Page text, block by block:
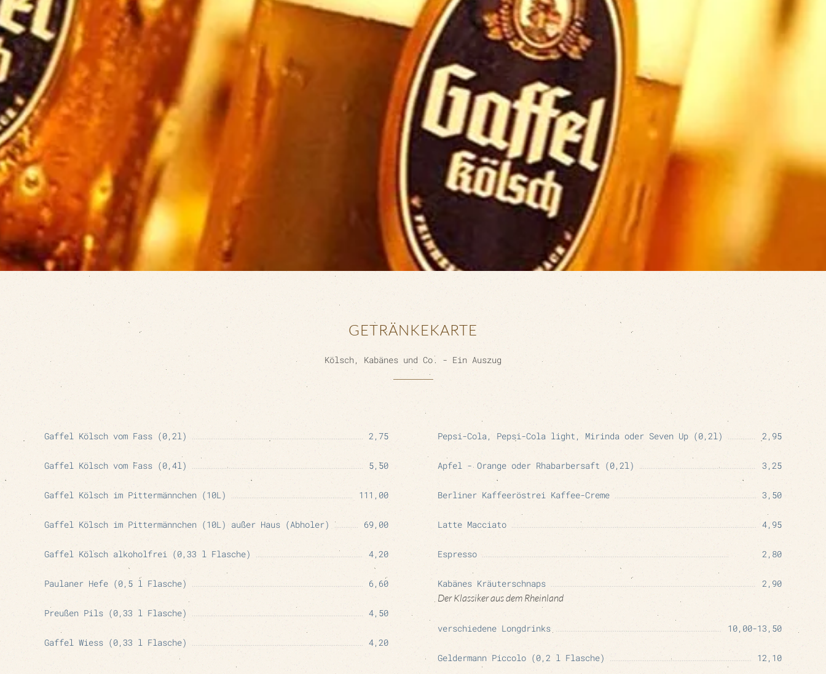
GETRÄNKEKARTE
Kölsch, Kabänes und Co. - Ein Auszug
Gaffel Kölsch vom Fass (0,2l) 2,75
Gaffel Kölsch vom Fass (0,4l) 5,50
Gaffel Kölsch im Pittermännchen (10L) 111,00
Gaffel Kölsch im Pittermännchen (10L) außer Haus (Abholer) 69,00
Gaffel Kölsch alkoholfrei (0,33 l Flasche) 4,20
Paulaner Hefe (0,5 l Flasche) 6,60
Preußen Pils (0,33 l Flasche) 4,50
Gaffel Wiess (0,33 l Flasche) 4,20
Pepsi-Cola, Pepsi-Cola light, Mirinda oder Seven Up (0,2l) 2,95
Apfel - Orange oder Rhabarbersaft (0,2l) 3,25
Berliner Kaffeeröstrei Kaffee-Creme 3,50
Latte Macciato 4,95
Espresso 2,80
Kabänes Kräuterschnaps 2,90
Der Klassiker aus dem Rheinland
verschiedene Longdrinks 10,00-13,50
Geldermann Piccolo (0,2 l Flasche) 12,10